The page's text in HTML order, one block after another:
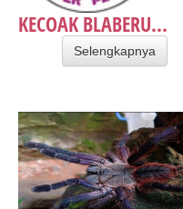
KECOAK BLABERU...
Selengkapnya